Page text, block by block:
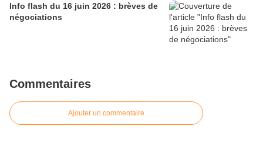
Info flash du 16 juin 2026 : brèves de
négociations
Commentaires
Ajouter un commentaire